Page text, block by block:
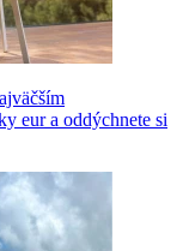
eur a oddýchnete si